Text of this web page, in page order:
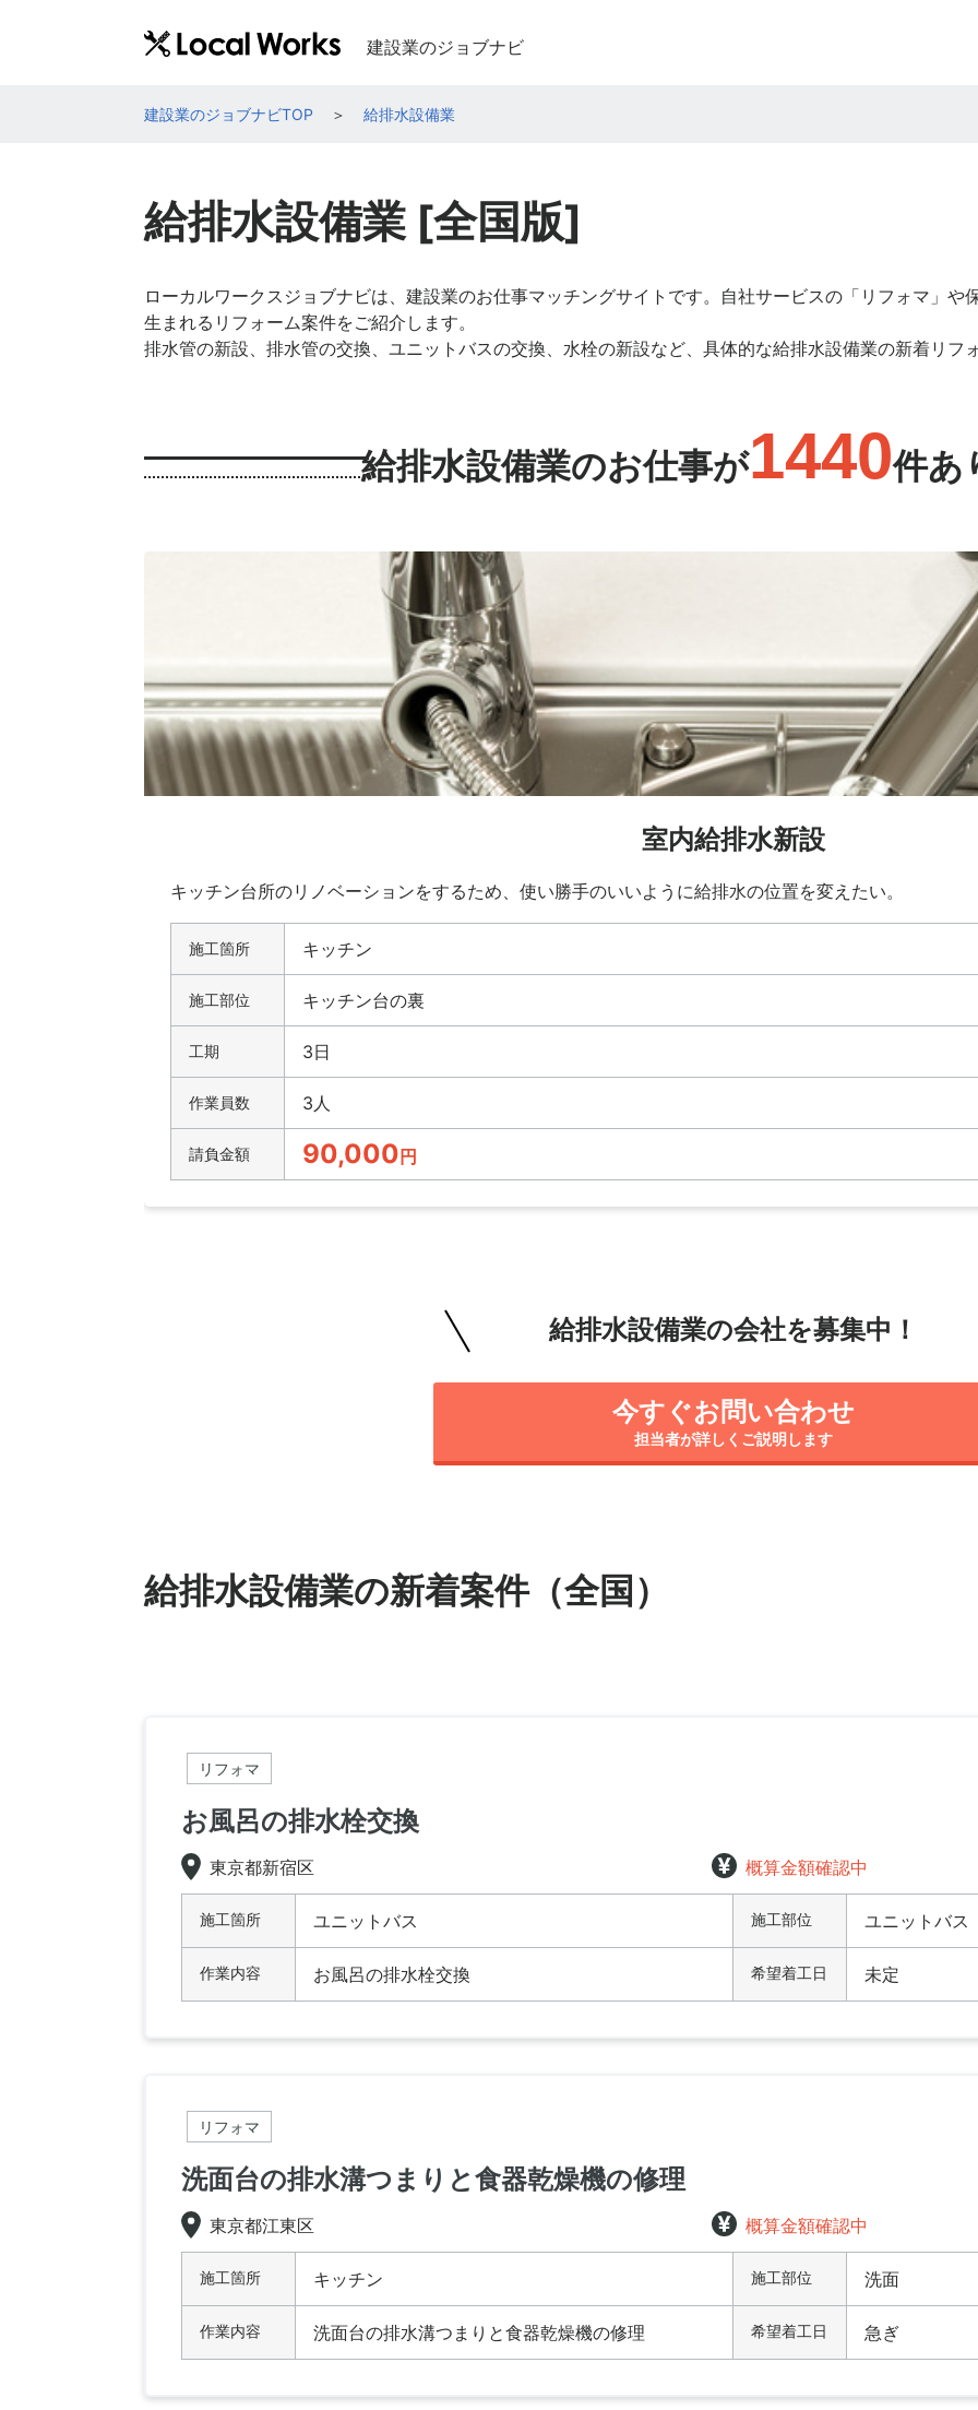
建設業のジョブナビ
建設業のジョブナビTOP 給排水設備業
給排水設備業 [全国版]
ローカルワークスジョブナビは、建設業のお仕事マッチングサイトです。自社サービスの「リフォマ」や
生まれるリフォーム案件をご紹介します。
排水管の新設、排水管の交換、ユニットバスの交換、水栓の新設など、具体的な給排水設備業の新着リフ
給排水設備業のお仕事が1440件あ
室内給排水新設
キッチン台所のリノベーションをするため、使い勝手のいいように給排水の位置を変えたい。
施工箇所 キッチン
施工部位 キッチン台の裏
工期 3日
作業員数 3人
請負金額 90,000 円
給排水設備業の会社を募集中！
今すぐお問い合わせ
担当者が詳しくご説明します
給排水設備業の新着案件（全国）
リフォマ
お風呂の排水栓交換
東京都新宿区 概算金額確認中
施工箇所 ユニットバス 施工部位 ユニットバス
作業内容 お風呂の排水栓交換 希望着工日 未定
リフォマ
洗面台の排水溝つまりと食器乾燥機の修理
東京都江東区 概算金額確認中
施工箇所 キッチン 施工部位 洗面
作業内容 洗面台の排水溝つまりと食器乾燥機の修理 希望着工日 急ぎ